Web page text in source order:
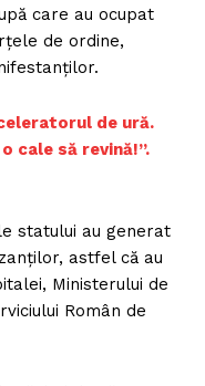
care au ocupat
de ordine,
de ură.
cale să revină!”.
statului au generat
astfel că au
Ministerului de
Român de